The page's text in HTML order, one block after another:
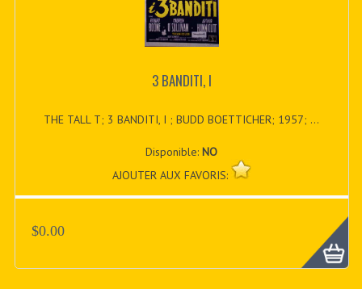
3 BANDITI, I
THE TALL T; 3 BANDITI, I ; BUDD BOETTICHER; 1957; ...
Disponible:NO
AJOUTER AUX FAVORIS:
$0.00